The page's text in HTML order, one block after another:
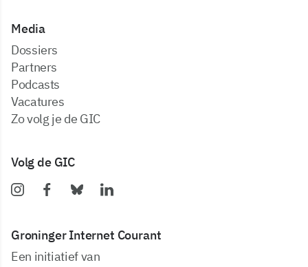
Media
dossiers
partners
podcasts
vacatures
zo volg je de GIC
Volg de GIC
Groninger Internet Courant
Een initiatief van